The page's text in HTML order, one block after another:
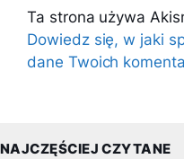
Ta strona używa
Dowiedz się, w jaki
dane Twoich
NAJCZĘŚCIEJ CZYTANE